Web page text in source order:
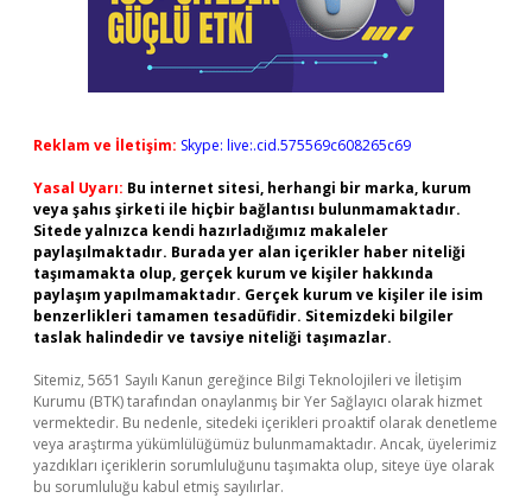
Reklam ve İletişim: Skype: live:.cid.575569c608265c69
Yasal Uyarı: Bu internet sitesi, herhangi bir marka, kurum
veya şahıs şirketi ile hiçbir bağlantısı bulunmamaktadır.
Sitede yalnızca kendi hazırladığımız makaleler
paylaşılmaktadır. Burada yer alan içerikler haber niteliği
taşımamakta olup, gerçek kurum ve kişiler hakkında
paylaşım yapılmamaktadır. Gerçek kurum ve kişiler ile isim
benzerlikleri tamamen tesadüfidir. Sitemizdeki bilgiler
taslak halindedir ve tavsiye niteliği taşımazlar.
Sitemiz, 5651 Sayılı Kanun gereğince Bilgi Teknolojileri ve İletişim
Kurumu (BTK) tarafından onaylanmış bir Yer Sağlayıcı olarak hizmet
vermektedir. Bu nedenle, sitedeki içerikleri proaktif olarak denetleme
veya araştırma yükümlülüğümüz bulunmamaktadır. Ancak, üyelerimiz
yazdıkları içeriklerin sorumluluğunu taşımakta olup, siteye üye olarak
bu sorumluluğu kabul etmiş sayılırlar.